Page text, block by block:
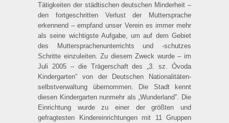
Tätigkeiten der städtischen deutschen Minderheit –
den fortgeschritten Verlust der Mutter­sprache
erkennend – empfand unser Verein es immer mehr
als seine wichtigste Aufgabe, um auf dem Gebiet
des Muttersprachenunterrichts und -schutzes
Schritte einzuleiten. Zu diesem Zweck wurde – im
Juli 2005 – die Trägerschaft des „3. sz. Óvoda
Kindergarten” von der Deutschen Nationalitäten­
selbstverwaltung übernommen. Die Stadt kennt
diesen Kindergarten nunmehr als „Wunderland”. Die
Einrichtung wurde zu einer der größten und
gefragtesten Kindereinrichtungen mit 11 Gruppen